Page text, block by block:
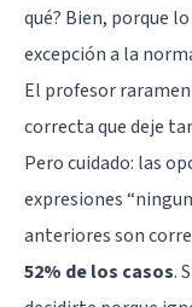
qué? Bien, porque
excepción a la
El profesor
correcta que deje
Pero cuidado: las
expresiones
anteriores son
52% de los casos.